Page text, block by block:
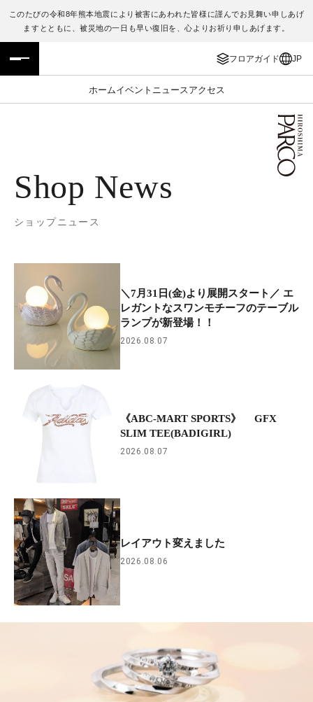
このたびの令和8年熊本地震により被害にあわれた皆様に謹んでお見舞い申しあげ
ますとともに、被災地の一日も早い復旧を、心よりお祈り申しあげます。
フロアガイド JP
ホームイベント ニュース アクセス
フロアガイド
施設案内・アクセス
レストラン・カフェ
ENGLISH
繁体字
ภาษาไทย
Shop News
ショップニュース
＼7月31日(金)より展開スタート／ エ
レガントなスワンモチーフのテーブル
ランプが新登場！！
2026.08.07
《ABC-MART SPORTS》 GFX
SLIM TEE(BADIGIRL)
2026.08.07
レイアウト変えました
2026.08.06